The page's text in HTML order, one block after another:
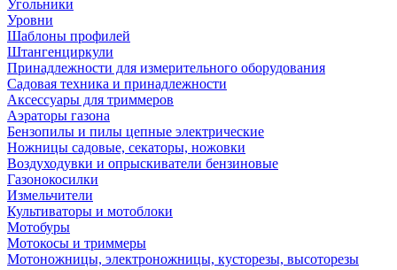
Угольники
Уровни
Шаблоны профилей
Штангенциркули
Принадлежности для измерительного оборудования
Садовая техника и принадлежности
Аксессуары для триммеров
Аэраторы газона
Бензопилы и пилы цепные электрические
Ножницы садовые, секаторы, ножовки
Воздуходувки и опрыскиватели бензиновые
Газонокосилки
Измельчители
Культиваторы и мотоблоки
Мотобуры
Мотокосы и триммеры
Мотоножницы, электроножницы, кусторезы, высоторезы